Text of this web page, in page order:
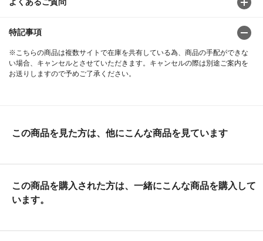
特記事項
※こちらの商品は複数サイトで在庫を共有している為、商品の手配ができな
い場合、キャンセルとさせていただきます。キャンセルの際は別途ご案内を
お送りしますので予めご了承ください。
この商品を見た方は、他にこんな商品を見ています
この商品を購入された方は、一緒にこんな商品を購入して
います。